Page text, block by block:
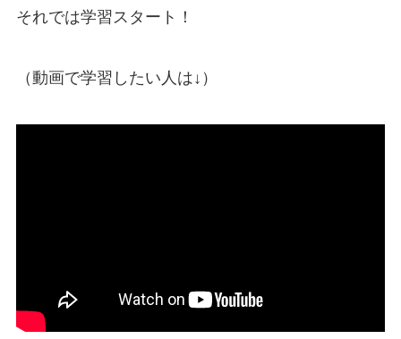
それでは学習スタート！
（動画で学習したい人は↓）